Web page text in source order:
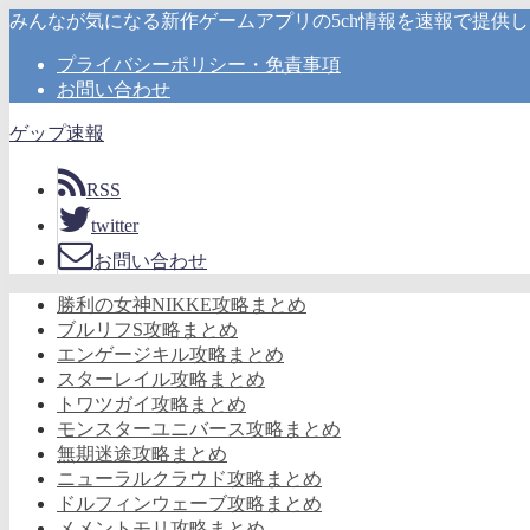
みんなが気になる新作ゲームアプリの5ch情報を速報で提供
プライバシーポリシー・免責事項
お問い合わせ
ゲップ速報
RSS
twitter
お問い合わせ
勝利の女神NIKKE攻略まとめ
ブルリフS攻略まとめ
エンゲージキル攻略まとめ
スターレイル攻略まとめ
トワツガイ攻略まとめ
モンスターユニバース攻略まとめ
無期迷途攻略まとめ
ニューラルクラウド攻略まとめ
ドルフィンウェーブ攻略まとめ